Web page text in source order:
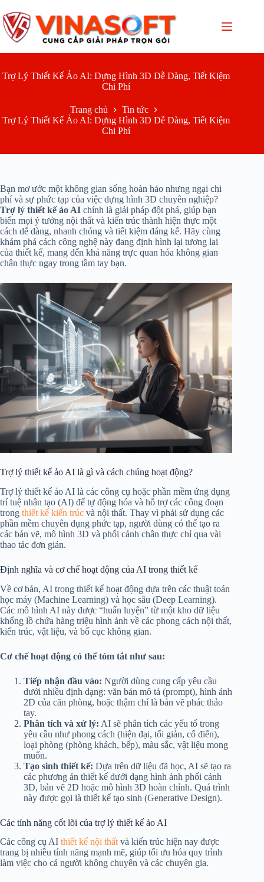
đến
phần
nội
Trợ Lý Thiết Kế Ảo AI: Dựng Hình 3D Dễ Dàng, Tiết Kiệm
Chi Phí
Trang chủ
Tin tức
Trợ Lý Thiết Kế Ảo AI: Dựng Hình 3D Dễ Dàng, Tiết Kiệm
Chi Phí
Bạn mơ ước một không gian sống hoàn hảo nhưng ngại chi
phí và sự phức tạp của việc dựng hình 3D chuyên nghiệp?
Trợ lý thiết kế ảo AI chính là giải pháp đột phá, giúp bạn
biến mọi ý tưởng nội thất và kiến trúc thành hiện thực một
cách dễ dàng, nhanh chóng và tiết kiệm đáng kể. Hãy cùng
khám phá cách công nghệ này đang định hình lại tương lai
của thiết kế, mang đến khả năng trực quan hóa không gian
chân thực ngay trong tầm tay bạn.
Trợ lý thiết kế ảo AI là gì và cách chúng hoạt động?
Trợ lý thiết kế ảo AI là các công cụ hoặc phần mềm ứng dụng
trí tuệ nhân tạo (AI) để tự động hóa và hỗ trợ các công đoạn
trong thiết kế kiến trúc và nội thất. Thay vì phải sử dụng các
phần mềm chuyên dụng phức tạp, người dùng có thể tạo ra
các bản vẽ, mô hình 3D và phối cảnh chân thực chỉ qua vài
thao tác đơn giản.
Định nghĩa và cơ chế hoạt động của AI trong thiết kế
Về cơ bản, AI trong thiết kế hoạt động dựa trên các thuật toán
học máy (Machine Learning) và học sâu (Deep Learning).
Các mô hình AI này được “huấn luyện” từ một kho dữ liệu
khổng lồ chứa hàng triệu hình ảnh về các phong cách nội thất,
kiến trúc, vật liệu, và bố cục không gian.
Cơ chế hoạt động có thể tóm tắt như sau:
Tiếp nhận đầu vào: Người dùng cung cấp yêu cầu
dưới nhiều định dạng: văn bản mô tả (prompt), hình ảnh
2D của căn phòng, hoặc thậm chí là bản vẽ phác thảo
tay.
Phân tích và xử lý: AI sẽ phân tích các yếu tố trong
yêu cầu như phong cách (hiện đại, tối giản, cổ điển),
loại phòng (phòng khách, bếp), màu sắc, vật liệu mong
muốn.
Tạo sinh thiết kế: Dựa trên dữ liệu đã học, AI sẽ tạo ra
các phương án thiết kế dưới dạng hình ảnh phối cảnh
3D, bản vẽ 2D hoặc mô hình 3D hoàn chỉnh. Quá trình
này được gọi là thiết kế tạo sinh (Generative Design).
Các tính năng cốt lõi của trợ lý thiết kế ảo AI
Các công cụ AI thiết kế nội thất và kiến trúc hiện nay được
trang bị nhiều tính năng mạnh mẽ, giúp tối ưu hóa quy trình
làm việc cho cả người không chuyên và các chuyên gia.